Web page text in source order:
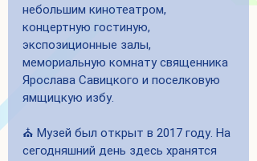
небольшим кинотеатром,
концертную гостиную,
экспозиционные залы,
мемориальную комнату священника
Ярослава Савицкого и поселковую
ямщицкую избу.
⛪️ Музей был открыт в 2017 году. На
сегодняшний день здесь хранятся